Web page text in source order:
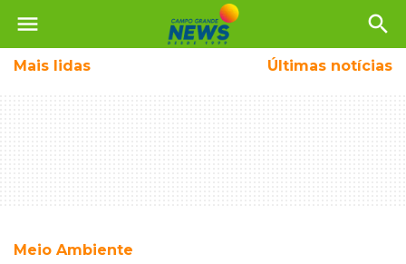
menu search
Mais lidas Últimas notícias
Meio Ambiente